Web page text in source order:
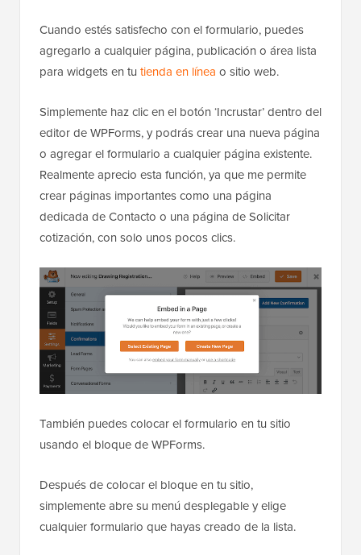
Cuando estés satisfecho con el formulario, puedes
agregarlo a cualquier página, publicación o área lista
para widgets en tu tienda en línea o sitio web.
Simplemente haz clic en el botón ‘Incrustar’ dentro del
editor de WPForms, y podrás crear una nueva página
o agregar el formulario a cualquier página existente.
Realmente aprecio esta función, ya que me permite
crear páginas importantes como una página
dedicada de Contacto o una página de Solicitar
cotización, con solo unos pocos clics.
También puedes colocar el formulario en tu sitio
usando el bloque de WPForms.
Después de colocar el bloque en tu sitio,
simplemente abre su menú desplegable y elige
cualquier formulario que hayas creado de la lista.